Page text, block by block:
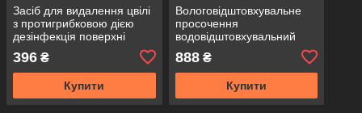
Засіб для видалення цвілі
з протигрибковою дією
дезінфекція поверхні
396 ₴
Купити
Вологовідштовхувальне
просочення
водовідштовхувальний
ISOMAT PS 20 Ізомат 1 л
888₴
Купити